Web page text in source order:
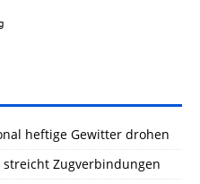
heftige Gewitter drohen
streicht Zugverbindungen